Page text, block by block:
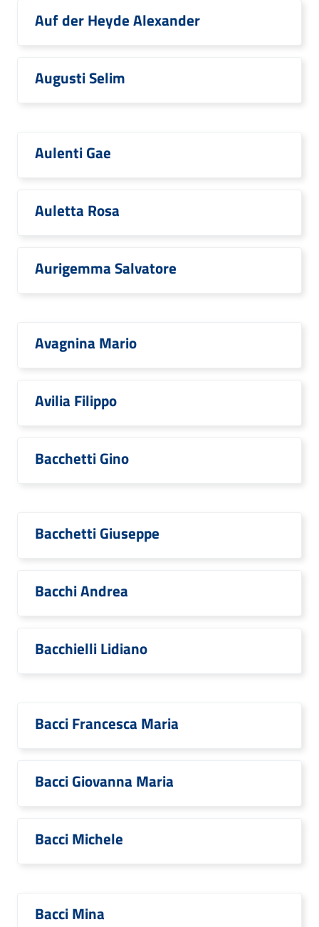
Auf der Heyde Alexander
Augusti Selim
Aulenti Gae
Auletta Rosa
Aurigemma Salvatore
Avagnina Mario
Avilia Filippo
Bacchetti Gino
Bacchetti Giuseppe
Bacchi Andrea
Bacchielli Lidiano
Bacci Francesca Maria
Bacci Giovanna Maria
Bacci Michele
Bacci Mina